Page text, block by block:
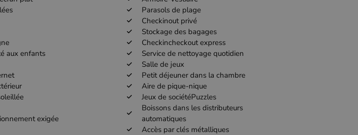
aux enfants
exigée
Parasols de plage
Checkinout privé
Stockage des bagages
Checkincheckout express
Service de nettoyage quotidien
Salle de jeux
Petit déjeuner dans la chambre
Aire de pique-nique
Jeux de sociétéPuzzles
Boissons dans les distributeurs
automatiques
Accès par clés métalliques